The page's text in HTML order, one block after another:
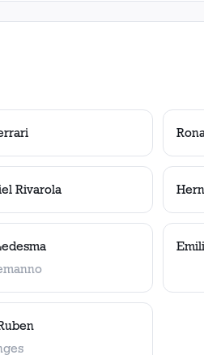
Rivarola